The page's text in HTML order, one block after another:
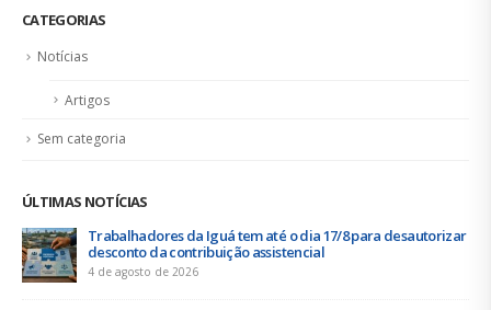
CATEGORIAS
Notícias
Artigos
Sem categoria
ÚLTIMAS NOTÍCIAS
Trabalhadores da Iguá tem até o dia 17/8 para desautorizar
desconto da contribuição assistencial
4 de agosto de 2026